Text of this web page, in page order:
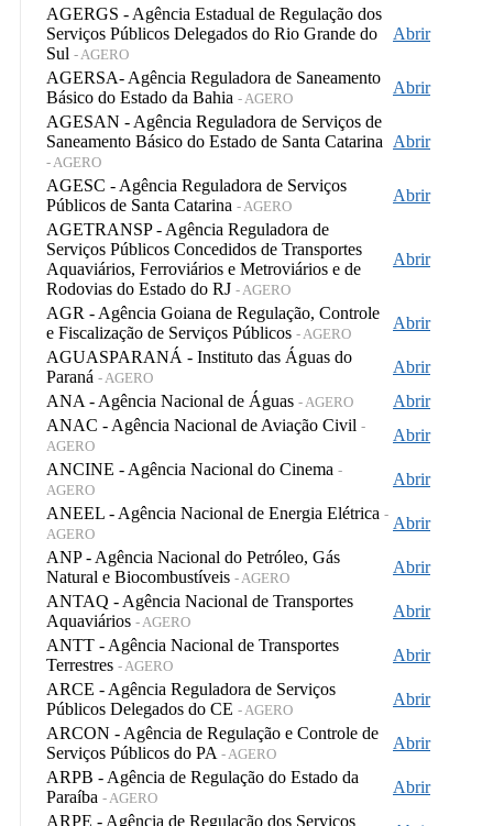
AGERGS - Agência Estadual de Regulação dos
Serviços Públicos Delegados do Rio Grande do
Sul - AGERO
Abrir
AGERSA- Agência Reguladora de Saneamento
Básico do Estado da Bahia - AGERO
Abrir
AGESAN - Agência Reguladora de Serviços de
Saneamento Básico do Estado de Santa Catarina
- AGERO
Abrir
AGESC - Agência Reguladora de Serviços
Públicos de Santa Catarina - AGERO
Abrir
AGETRANSP - Agência Reguladora de
Serviços Públicos Concedidos de Transportes
Aquaviários, Ferroviários e Metroviários e de
Rodovias do Estado do RJ - AGERO
Abrir
AGR - Agência Goiana de Regulação, Controle
e Fiscalização de Serviços Públicos - AGERO
Abrir
AGUASPARANÁ - Instituto das Águas do
Paraná - AGERO
Abrir
ANA - Agência Nacional de Águas - AGERO
Abrir
ANAC - Agência Nacional de Aviação Civil -
AGERO
Abrir
ANCINE - Agência Nacional do Cinema -
AGERO
Abrir
ANEEL - Agência Nacional de Energia Elétrica -
AGERO
Abrir
ANP - Agência Nacional do Petróleo, Gás
Natural e Biocombustíveis - AGERO
Abrir
ANTAQ - Agência Nacional de Transportes
Aquaviários - AGERO
Abrir
ANTT - Agência Nacional de Transportes
Terrestres - AGERO
Abrir
ARCE - Agência Reguladora de Serviços
Públicos Delegados do CE - AGERO
Abrir
ARCON - Agência de Regulação e Controle de
Serviços Públicos do PA - AGERO
Abrir
ARPB - Agência de Regulação do Estado da
Paraíba - AGERO
Abrir
ARPE - Agência de Regulação dos Serviços